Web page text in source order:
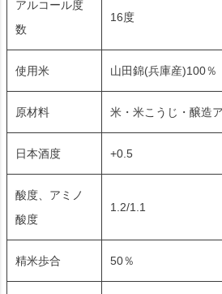
アルコール度
数
16度
使用米 山田錦(兵庫産)100％
原材料 米・米こうじ・醸造
日本酒度 +0.5
酸度、アミノ
酸度
1.2/1.1
精米歩合 50％